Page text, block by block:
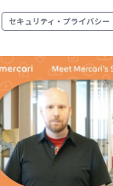
セキュリティ・プライバシー